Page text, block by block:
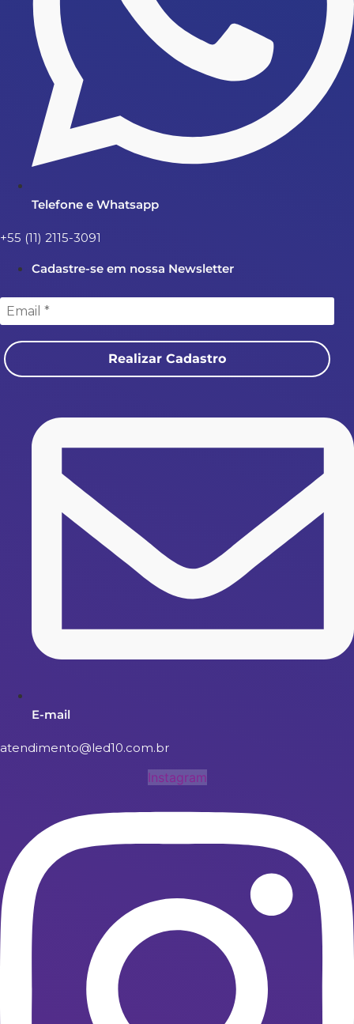
Telefone e Whatsapp
+55 (11) 2115-3091
Cadastre-se em nossa Newsletter
Realizar Cadastro
E-mail
atendimento@led10.com.br
Instagram